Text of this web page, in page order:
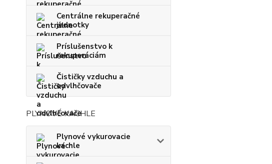
Centrálne rekuperačné
jednotky
Príslušenstvo k
rekuperáciám
Čističky vzduchu a
odvlhčovače
PLYNOVÉ KACHLE
Plynové vykurovacie
kachle